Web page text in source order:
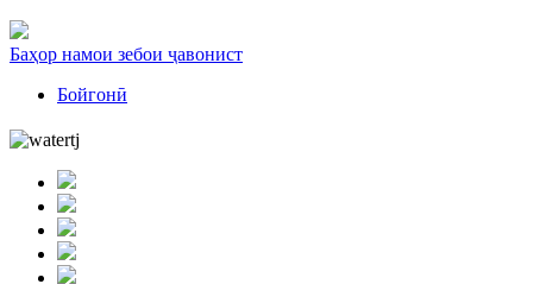
Баҳор намои зебои ҷавонист
Бойгонӣ